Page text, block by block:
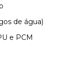
de água)
e PCM